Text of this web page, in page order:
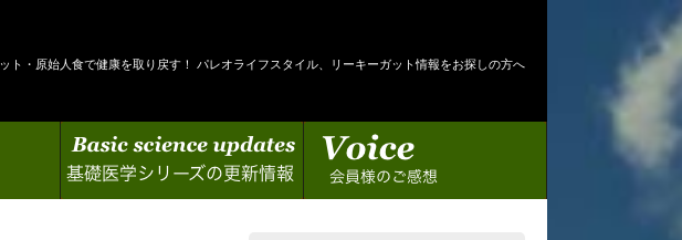
ト・原始人食で健康を取り戻す！ パレオライフスタイル、リーキーガット情報をお探しの方へ
基礎医学シリーズの更新情報 会員様のご感想